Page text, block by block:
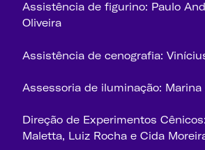
Assistência de figurino: Paulo
Oliveira
Assistência de cenografia:
Assessoria de iluminação: Marina
Direção de Experimentos
Maletta, Luiz Rocha e Cida